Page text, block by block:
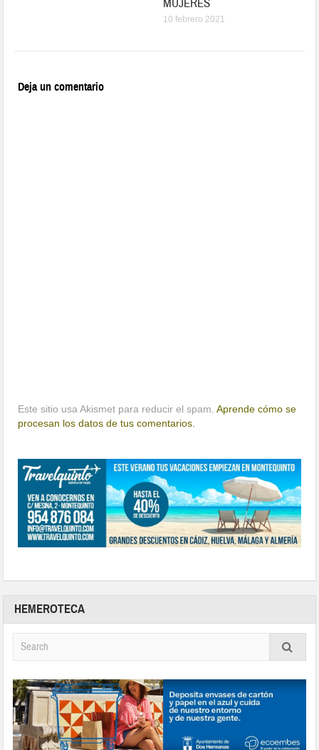
MUJERES
10 febrero 2021
Deja un comentario
Este sitio usa Akismet para reducir el spam.Aprende cómo se
procesan los datos de tus comentarios.
HEMEROTECA